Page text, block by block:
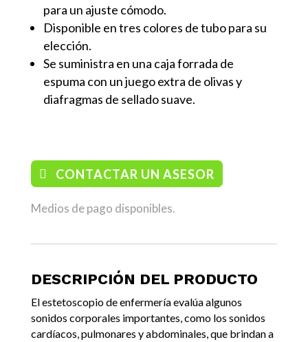
para un ajuste cómodo.
Disponible en tres colores de tubo para su
elección.
Se suministra en una caja forrada de
espuma con un juego extra de olivas y
diafragmas de sellado suave.
CONTACTAR UN ASESOR
Medios de pago disponibles.
DESCRIPCIÓN DEL PRODUCTO
El estetoscopio de enfermería evalúa algunos
sonidos corporales importantes, como los sonidos
cardíacos, pulmonares y abdominales, que brindan a